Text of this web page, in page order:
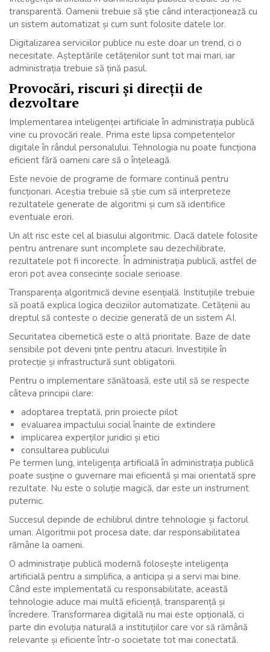
transparentă. Oamenii trebuie să știe când interacționează cu
un sistem automatizat și cum sunt folosite datele lor.
Digitalizarea serviciilor publice nu este doar un trend, ci o
necesitate. Așteptările cetățenilor sunt tot mai mari, iar
administrația trebuie să țină pasul.
Provocări, riscuri și direcții de
dezvoltare
Implementarea inteligenței artificiale în administrația publică
vine cu provocări reale. Prima este lipsa competențelor
digitale în rândul personalului. Tehnologia nu poate funcționa
eficient fără oameni care să o înțeleagă.
Este nevoie de programe de formare continuă pentru
funcționari. Aceștia trebuie să știe cum să interpreteze
rezultatele generate de algoritmi și cum să identifice
eventuale erori.
Un alt risc este cel al biasului algoritmic. Dacă datele folosite
pentru antrenare sunt incomplete sau dezechilibrate,
rezultatele pot fi incorecte. În administrația publică, astfel de
erori pot avea consecințe sociale serioase.
Transparența algoritmică devine esențială. Instituțiile trebuie
să poată explica logica deciziilor automatizate. Cetățenii au
dreptul să conteste o decizie generată de un sistem AI.
Securitatea cibernetică este o altă prioritate. Baze de date
sensibile pot deveni ținte pentru atacuri. Investițiile în
protecție și infrastructură sunt obligatorii.
Pentru o implementare sănătoasă, este util să se respecte
câteva principii clare:
adoptarea treptată, prin proiecte pilot
evaluarea impactului social înainte de extindere
implicarea experților juridici și etici
consultarea publicului
Pe termen lung, inteligența artificială în administrația publică
poate susține o guvernare mai eficientă și mai orientată spre
rezultate. Nu este o soluție magică, dar este un instrument
puternic.
Succesul depinde de echilibrul dintre tehnologie și factorul
uman. Algoritmii pot procesa date, dar responsabilitatea
rămâne la oameni.
O administrație publică modernă folosește inteligența
artificială pentru a simplifica, a anticipa și a servi mai bine.
Când este implementată cu responsabilitate, această
tehnologie aduce mai multă eficiență, transparență și
încredere. Transformarea digitală nu mai este opțională, ci
parte din evoluția naturală a instituțiilor care vor să rămână
relevante și eficiente într-o societate tot mai conectată.